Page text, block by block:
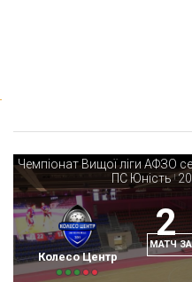
ПС Юність |
Колесо Центр
2
МАТЧ